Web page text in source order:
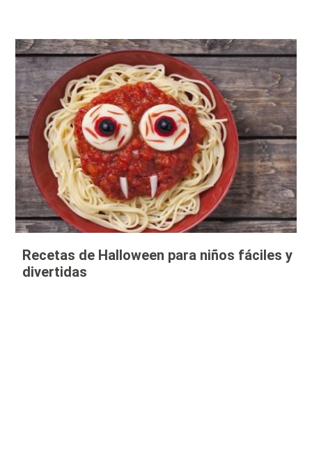
Recetas de Halloween para niños fáciles y
divertidas